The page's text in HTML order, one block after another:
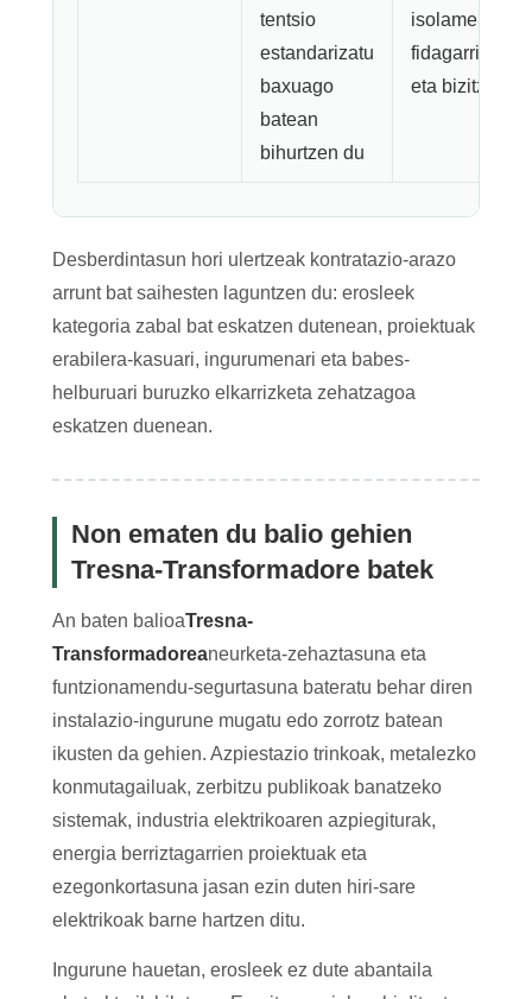
tentsio
estandarizatu
baxuago
batean
bihurtzen du
eta bizitza
Desberdintasun hori ulertzeak kontratazio-arazo
arrunt bat saihesten laguntzen du: erosleek
kategoria zabal bat eskatzen dutenean, proiektuak
erabilera-kasuari, ingurumenari eta babes-
helburuari buruzko elkarrizketa zehatzagoa
eskatzen duenean.
Non ematen du balio gehien
Tresna-Transformadore batek
An baten balioaTresna-
Transformadoreaneurketa-zehaztasuna eta
funtzionamendu-segurtasuna bateratu behar diren
instalazio-ingurune mugatu edo zorrotz batean
ikusten da gehien. Azpiestazio trinkoak, metalezko
konmutagailuak, zerbitzu publikoak banatzeko
sistemak, industria elektrikoaren azpiegiturak,
energia berriztagarrien proiektuak eta
ezegonkortasuna jasan ezin duten hiri-sare
elektrikoak barne hartzen ditu.
Ingurune hauetan, erosleek ez dute abantaila